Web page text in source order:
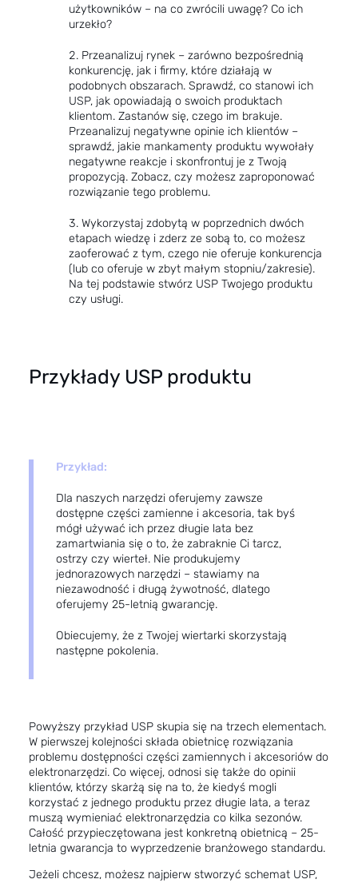
użytkowników – na co zwrócili uwagę? Co ich
urzekło?
Przeanalizuj rynek – zarówno bezpośrednią
konkurencję, jak i firmy, które działają w
podobnych obszarach. Sprawdź, co stanowi ich
USP, jak opowiadają o swoich produktach
klientom. Zastanów się, czego im brakuje.
Przeanalizuj negatywne opinie ich klientów –
sprawdź, jakie mankamenty produktu wywołały
negatywne reakcje i skonfrontuj je z Twoją
propozycją. Zobacz, czy możesz zaproponować
rozwiązanie tego problemu.
Wykorzystaj zdobytą w poprzednich dwóch
etapach wiedzę i zderz ze sobą to, co możesz
zaoferować z tym, czego nie oferuje konkurencja
(lub co oferuje w zbyt małym stopniu/zakresie).
Na tej podstawie stwórz USP Twojego produktu
czy usługi.
Przykłady USP produktu
Przykład:
Dla naszych narzędzi oferujemy zawsze
dostępne części zamienne i akcesoria, tak byś
mógł używać ich przez długie lata bez
zamartwiania się o to, że zabraknie Ci tarcz,
ostrzy czy wierteł. Nie produkujemy
jednorazowych narzędzi – stawiamy na
niezawodność i długą żywotność, dlatego
oferujemy 25-letnią gwarancję.
Obiecujemy, że z Twojej wiertarki skorzystają
następne pokolenia.
Powyższy przykład USP skupia się na trzech elementach.
W pierwszej kolejności składa obietnicę rozwiązania
problemu dostępności części zamiennych i akcesoriów do
elektronarzędzi. Co więcej, odnosi się także do opinii
klientów, którzy skarżą się na to, że kiedyś mogli
korzystać z jednego produktu przez długie lata, a teraz
muszą wymieniać elektronarzędzia co kilka sezonów.
Całość przypieczętowana jest konkretną obietnicą – 25-
letnia gwarancja to wyprzedzenie branżowego standardu.
Jeżeli chcesz, możesz najpierw stworzyć schemat USP,